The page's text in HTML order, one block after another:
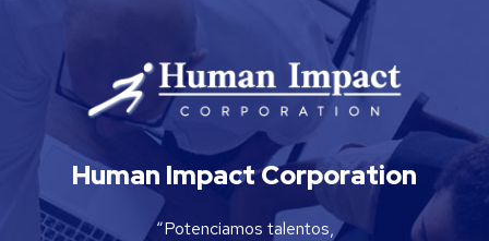
Human Impact Corporation
“Potenciamos talentos,